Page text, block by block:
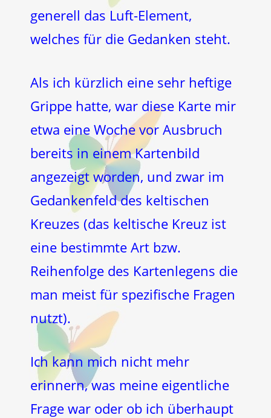
generell das Luft-Element,
welches für die Gedanken steht.
Als ich kürzlich eine sehr heftige
Grippe hatte, war diese Karte mir
etwa eine Woche vor Ausbruch
bereits in einem Kartenbild
angezeigt worden, und zwar im
Gedankenfeld des keltischen
Kreuzes (das keltische Kreuz ist
eine bestimmte Art bzw.
Reihenfolge des Kartenlegens die
man meist für spezifische Fragen
nutzt).
Ich kann mich nicht mehr
erinnern, was meine eigentliche
Frage war oder ob ich überhaupt